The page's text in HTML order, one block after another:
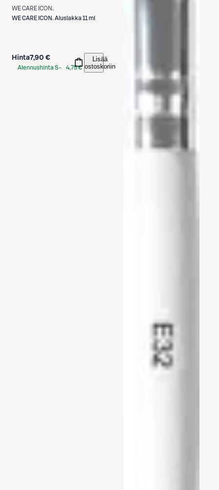
WE CARE ICON.
WE CARE ICON. Aluslakka 11 ml
Hinta7,90 €
Alennushinta S-
4,75 €
Lisää
ostoskoriin